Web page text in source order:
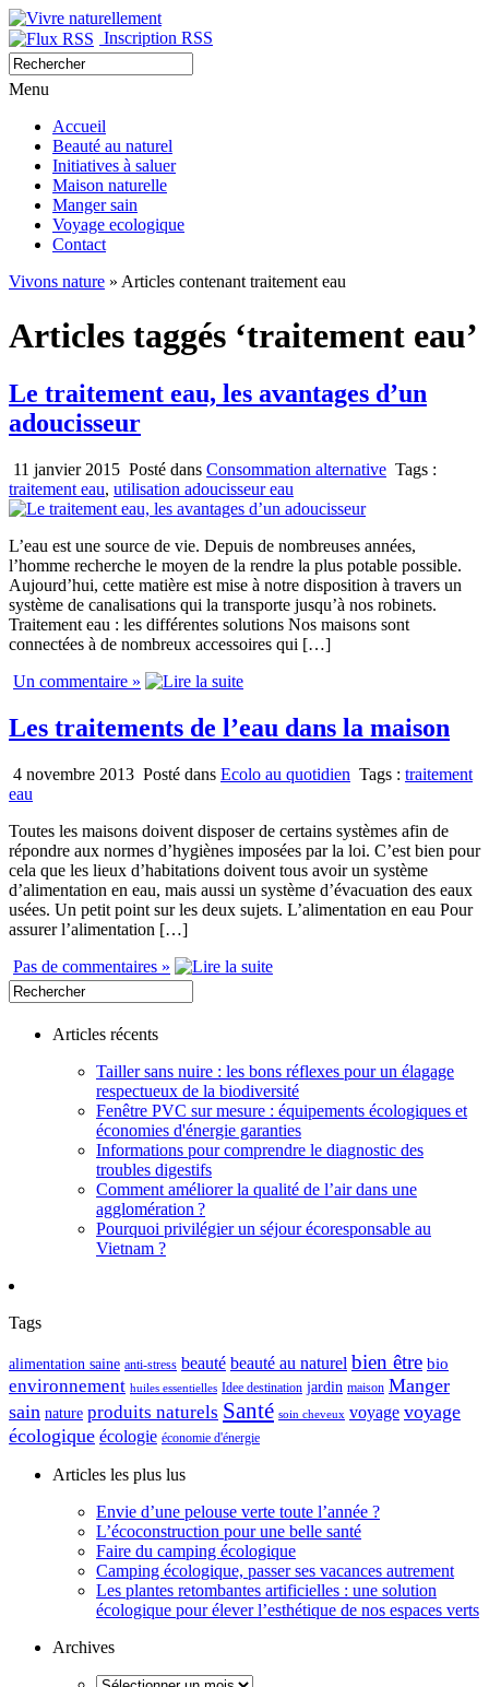
Inscription RSS
Menu
Accueil
Beauté au naturel
Initiatives à saluer
Maison naturelle
Manger sain
Voyage ecologique
Contact
Vivons nature » Articles contenant traitement eau
Articles taggés ‘traitement eau’
Le traitement eau, les avantages d’un
adoucisseur
11 janvier 2015 Posté dans Consommation alternative Tags :
traitement eau, utilisation adoucisseur eau
L’eau est une source de vie. Depuis de nombreuses années,
l’homme recherche le moyen de la rendre la plus potable possible.
Aujourd’hui, cette matière est mise à notre disposition à travers un
système de canalisations qui la transporte jusqu’à nos robinets.
Traitement eau : les différentes solutions Nos maisons sont
connectées à de nombreux accessoires qui […]
Un commentaire »
Les traitements de l’eau dans la maison
4 novembre 2013 Posté dans Ecolo au quotidien Tags : traitement
eau
Toutes les maisons doivent disposer de certains systèmes afin de
répondre aux normes d’hygiènes imposées par la loi. C’est bien pour
cela que les lieux d’habitations doivent tous avoir un système
d’alimentation en eau, mais aussi un système d’évacuation des eaux
usées. Un petit point sur les deux sujets. L’alimentation en eau Pour
assurer l’alimentation […]
Pas de commentaires »
Articles récents
Tailler sans nuire : les bons réflexes pour un élagage
respectueux de la biodiversité
Fenêtre PVC sur mesure : équipements écologiques et
économies d'énergie garanties
Informations pour comprendre le diagnostic des
troubles digestifs
Comment améliorer la qualité de l’air dans une
agglomération ?
Pourquoi privilégier un séjour écoresponsable au
Vietnam ?
Tags
alimentation saine anti-stress beauté beauté au naturel bien être bio
environnement huiles essentielles Idee destination jardin maison Manger
sain nature produits naturels Santé soin cheveux voyage voyage
écologique écologie économie d'énergie
Articles les plus lus
Envie d’une pelouse verte toute l’année ?
L’écoconstruction pour une belle santé
Faire du camping écologique
Camping écologique, passer ses vacances autrement
Les plantes retombantes artificielles : une solution
écologique pour élever l’esthétique de nos espaces verts
Archives